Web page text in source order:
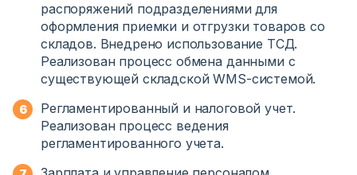
распоряжений подразделениями для
оформления приемки и отгрузки товаров со
складов. Внедрено использование ТСД.
Реализован процесс обмена данными с
существующей складской WMS-системой.
Регламентированный и налоговой учет.
Реализован процесс ведения
регламентированного учета.